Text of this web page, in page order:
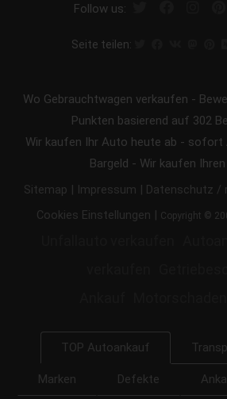
Follow us:
Seite teilen:
Wo Gebrauchtwagen verkaufen -
Punkten basierend auf 302
Wir kaufen Ihr Auto heute ab -
Bargeld - Wir kaufen Ihren
Sitemap | Impressum | Datenschutz /
Cookies Einstellungen | Copyright ©
TOP Autoankauf
Marken Defekte